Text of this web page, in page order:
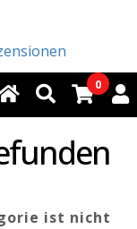
0
ist nicht